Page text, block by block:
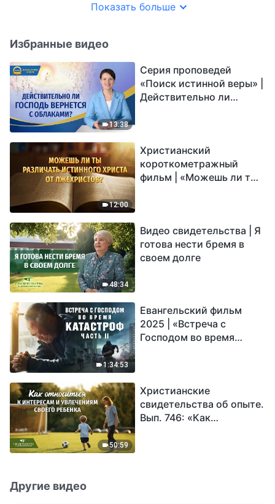
Показать больше
Избранные видео
13:38
Серия проповедей
«Поиск истинной веры» |
Действительно ли
12:00
Христианский
короткометражный
фильм | «Можешь ли ты
48:34
Видео свидетельства | Я
готова нести бремя в
своем долге
1:34:53
Евангельский фильм
2025 | «Встреча с
Господом во время
обрести Божье
спасение?
50:59
Христианские
свидетельства об опыте.
Вып. 746: «Как
Другие видео